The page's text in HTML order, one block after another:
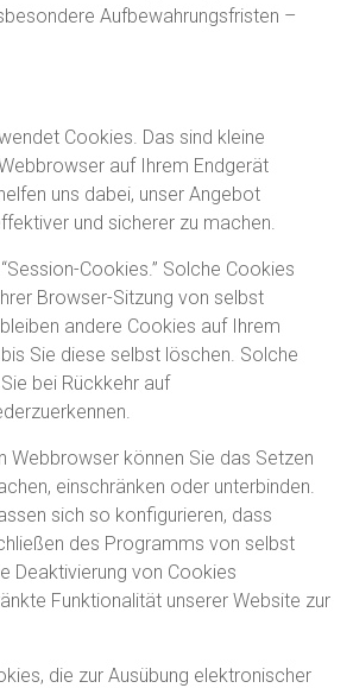
Aufbewahrungsfristen –
Cookies. Das sind kleine
auf Ihrem Endgerät
uns dabei, unser Angebot
und sicherer zu machen.
Cookies.” Solche Cookies
Browser-Sitzung von selbst
andere Cookies auf Ihrem
Sie diese selbst löschen. Solche
bei Rückkehr auf
Webbrowser können Sie das Setzen
einschränken oder unterbinden.
sich so konfigurieren, dass
des Programms von selbst
Deaktivierung von Cookies
Funktionalität unserer Website zur
die zur Ausübung elektronischer